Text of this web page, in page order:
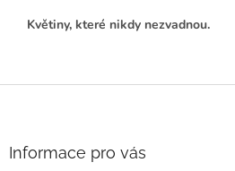
Květiny, které nikdy nezvadnou.
Informace pro vás